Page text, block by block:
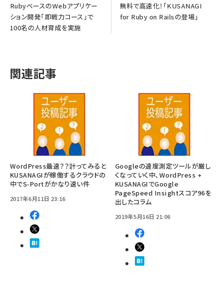
RubyベースのWebアプリケー
ション開発「即戦力コース」で
100名の人材育成を実施
無料で高速化！「KUSANAGI
for Ruby on Railsの登場」
関連記事
WordPress最速？？計ってみると
KUSANAGIが稼働するクラウドの
中でS-Portがかなり速い件
2017年6月11日 23:16
Googleの速度測定ツールが厳し
くなっていく中、WordPress +
KUSANAGIでGoogle
PageSpeed Insightスコア96を
出したコラム
2019年5月16日 21:06